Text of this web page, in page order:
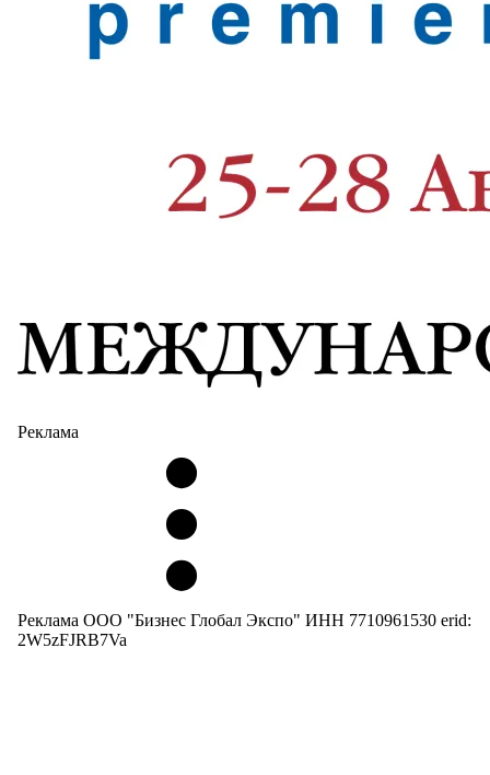
Реклама
Реклама ООО "Бизнес Глобал Экспо" ИНН 7710961530 erid:
2W5zFJRB7Va